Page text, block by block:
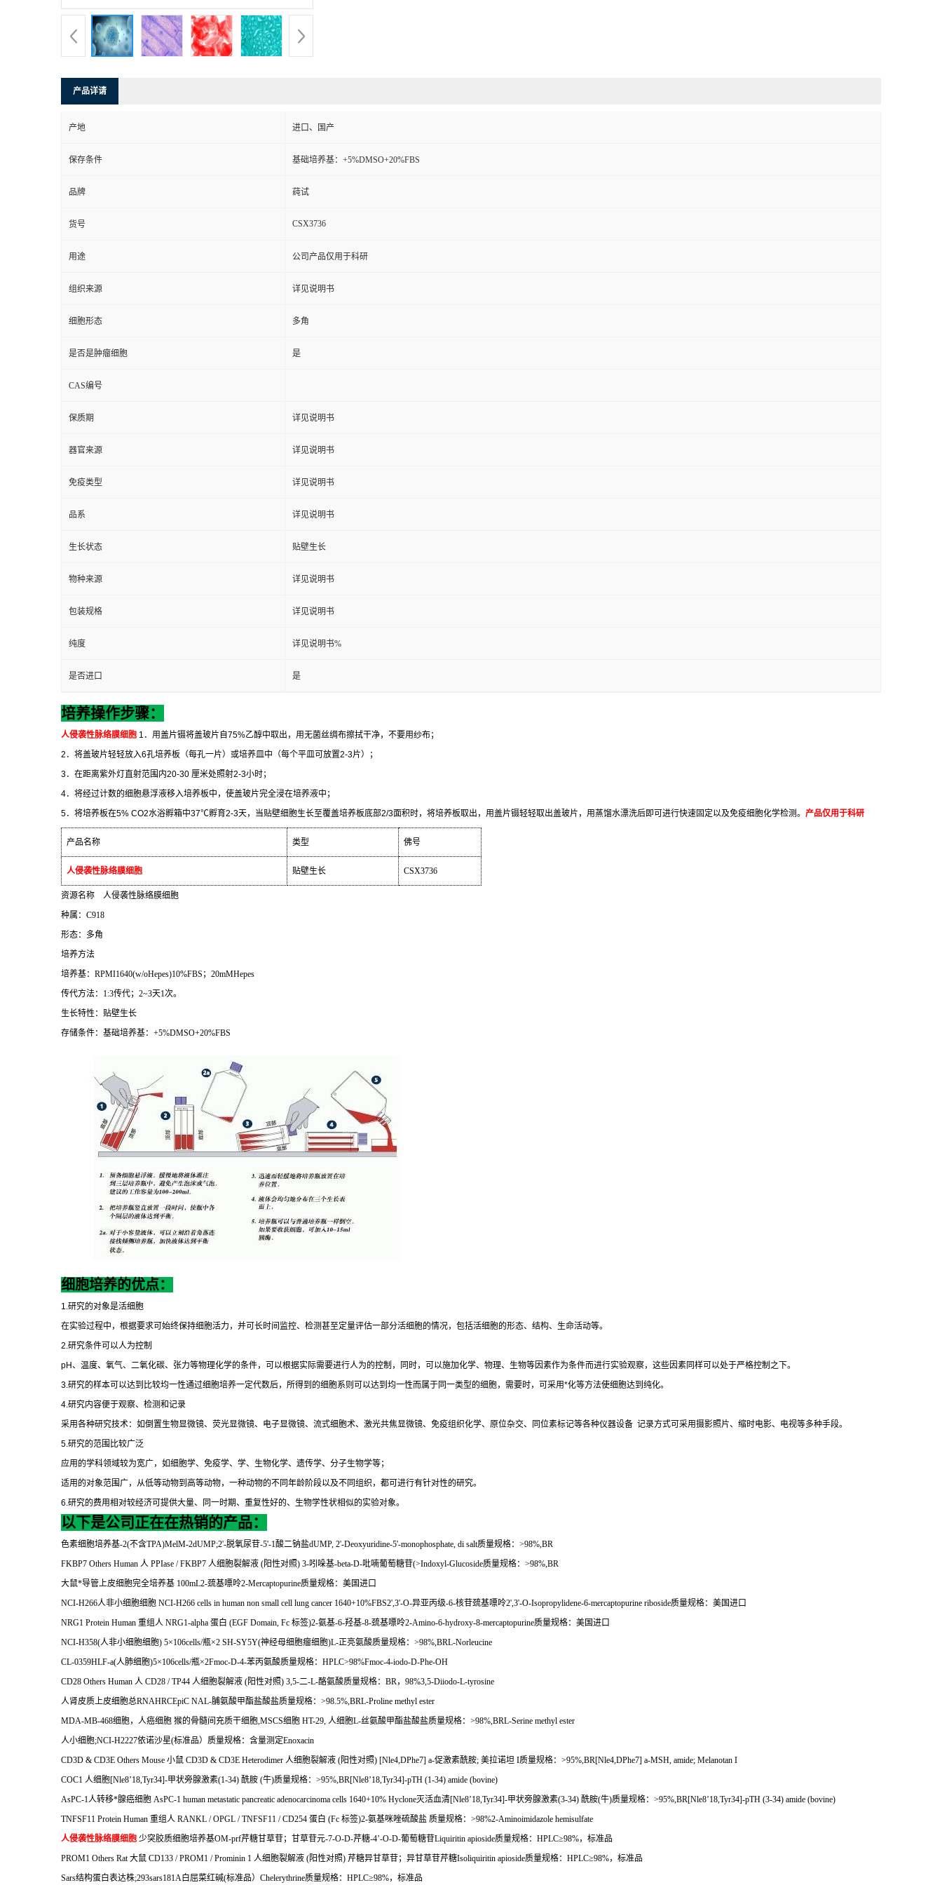
产品详请
产地 进口、国产
保存条件 基础培养基：+5%DMSO+20%FBS
品牌 莼试
货号 CSX3736
用途 公司产品仅用于科研
组织来源 详见说明书
细胞形态 多角
是否是肿瘤细胞 是
CAS编号
保质期 详见说明书
器官来源 详见说明书
免疫类型 详见说明书
品系 详见说明书
生长状态 贴壁生长
物种来源 详见说明书
包装规格 详见说明书
纯度 详见说明书%
是否进口 是
培养操作步骤：
人侵袭性脉络膜细胞 1 ．用盖片镊将盖玻片自75%乙醇中取出，用无菌丝绸布擦拭干净，不要用纱布；
2 ．将盖玻片轻轻放入6孔培养板（每孔一片）或培养皿中（每个平皿可放置2-3片）；
3．在距离紫外灯直射范围内20-30 厘米处照射2-3小时；
4．将经过计数的细胞悬浮液移入培养板中，使盖玻片完全浸在培养液中；
5．将培养板在5% CO2水浴孵箱中37℃孵育2-3天，当贴壁细胞生长至覆盖培养板底部2/3面积时，将培养板取出，用盖片镊轻轻取出盖玻片，用蒸馏水漂洗后即可进行快速固定以及免疫细胞化学检测。 产品仅用于科研
产品名称 类型 佛号
人侵袭性脉络膜细胞 贴壁生长 CSX3736
资源名称 人侵袭性脉络膜细胞
种属： C918
形态：多角
培养方法
培养基： RPMI1640(w/oHepes)10%FBS ； 20mMHepes
传代方法： 1:3传代； 2~3天1次。
生长特性：贴壁生长
存储条件：基础培养基： +5%DMSO+20%FBS
细胞培养的优点：
1. 研究的对象是活细胞
在实验过程中，根据要求可始终保持细胞活力，并可长时间监控、检测甚至定量评估一部分活细胞的情况，包括活细胞的形态、结构、生命活动等。
2. 研究条件可以人为控制
pH、温度、氧气、二氧化碳、张力等物理化学的条件，可以根据实际需要进行人为的控制，同时，可以施加化学、物理、生物等因素作为条件而进行实验观察，这些因素同样可以处于严格控制之下。
3. 研究的样本可以达到比较均一性通过细胞培养一定代数后，所得到的细胞系则可以达到均一性而属于同一类型的细胞，需要时，可采用*化等方法使细胞达到纯化。
4. 研究内容便于观察、检测和记录
采用各种研究技术：如倒置生物显微镜、荧光显微镜、电子显微镜、流式细胞术、激光共焦显微镜、免疫组织化学、原位杂交、同位素标记等各种仪器设备 记录方式可采用摄影照片、缩时电影、电视等多种手段。
5. 研究的范围比较广泛
应用的学科领域较为宽广，如细胞学、免疫学、学、生物化学、遗传学、分子生物学等；
适用的对象范围广，从低等动物到高等动物，一种动物的不同年龄阶段以及不同组织，都可进行有针对性的研究。
6. 研究的费用相对较经济可提供大量、同一时期、重复性好的、生物学性状相似的实验对象。
以下是公司正在在热销的产品：
色素细胞培养基-2(不含TPA)MelM-2dUMP;2'-脱氧尿苷-5'-1酸二钠盐dUMP, 2'-Deoxyuridine-5'-monophosphate, di salt质量规格： >98%,BR
FKBP7 Others Human 人 PPIase / FKBP7 人细胞裂解液 (阳性对照) 3-吲哚基-beta-D-吡喃葡萄糖苷(>Indoxyl-Glucoside质量规格： >98%,BR
大鼠*导管上皮细胞完全培养基 100mL2-巯基嘌呤2-Mercaptopurine质量规格：美国进口
NCI-H266人非小细胞细胞 NCI-H266 cells in human non small cell lung cancer 1640+10%FBS2',3'-O-异亚丙级-6-核苷巯基嘌呤2',3'-O-Isopropylidene-6-mercaptopurine riboside质量规格：美国进口
NRG1 Protein Human 重组人 NRG1-alpha 蛋白 (EGF Domain, Fc 标签)2-氨基-6-羟基-8-巯基嘌呤2-Amino-6-hydroxy-8-mercaptopurine质量规格：美国进口
NCI-H358(人非小细胞细胞) 5×106cells/瓶×2 SH-SY5Y(神经母细胞瘤细胞)L-正亮氨酸质量规格： >98%,BRL-Norleucine
CL-0359HLF-a(人肺细胞)5×106cells/瓶×2Fmoc-D-4-苯丙氨酸质量规格： HPLC>98%Fmoc-4-iodo-D-Phe-OH
CD28 Others Human 人 CD28 / TP44 人细胞裂解液 (阳性对照) 3,5-二-L-酪氨酸质量规格： BR ， 98%3,5-Diiodo-L-tyrosine
人肾皮质上皮细胞总RNAHRCEpiC NAL-脯氨酸甲酯盐酸盐质量规格： >98.5%,BRL-Proline methyl ester
MDA-MB-468细胞，人癌细胞 猴的骨髓间充质干细胞 ,MSCS细胞 HT-29, 人细胞L-丝氨酸甲酯盐酸盐质量规格： >98%,BRL-Serine methyl ester
人小细胞;NCI-H2227依诺沙星(标准品）质量规格：含量测定Enoxacin
CD3D & CD3E Others Mouse 小鼠 CD3D & CD3E Heterodimer 人细胞裂解液 (阳性对照) [Nle4,DPhe7] a-促激素酰胺; 美拉诺坦 I质量规格： >95%,BR[Nle4,DPhe7] a-MSH, amide; Melanotan I
COC1 人细胞[Nle8’18,Tyr34]-甲状旁腺激素(1-34) 酰胺 (牛)质量规格： >95%,BR[Nle8’18,Tyr34]-pTH (1-34) amide (bovine)
AsPC-1 人转移*腺癌细胞 AsPC-1 human metastatic pancreatic adenocarcinoma cells 1640+10% Hyclone灭活血清[Nle8’18,Tyr34]-甲状旁腺激素(3-34) 酰胺(牛)质量规格： >95%,BR[Nle8’18,Tyr34]-pTH (3-34) amide (bovine)
TNFSF11 Protein Human 重组人 RANKL / OPGL / TNFSF11 / CD254 蛋白 (Fc 标签)2-氨基咪唑硫酸盐 质量规格： >98%2-Aminoimidazole hemisulfate
人侵袭性脉络膜细胞 少突胶质细胞培养基OM-prf芹糖甘草苷；甘草苷元-7-O-D-芹糖-4’-O-D-葡萄糖苷Liquiritin apioside质量规格： HPLC≥98%，标准品
PROM1 Others Rat 大鼠 CD133 / PROM1 / Prominin 1 人细胞裂解液 (阳性对照) 芹糖异甘草苷；异甘草苷芹糖Isoliquiritin apioside质量规格： HPLC≥98%，标准品
Sars结构蛋白表达株;293sars181A白屈菜红碱(标准品） Chelerythrine质量规格： HPLC≥98%，标准品